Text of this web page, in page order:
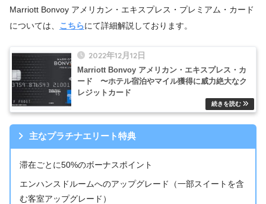
Marriott Bonvoy アメリカン・エキスプレス・プレミアム・カード
については、 こちらにて詳細解説しております。
2022年12月12日
Marriott Bonvoy アメリカン・エキスプレス・カ
ード 〜ホテル宿泊やマイル獲得に威力絶大なク
レジットカード
主なプラチナエリート特典
滞在ごとに50%のボーナスポイント
エンハンスドルームへのアップグレード（一部スイートを含
む客室アップグレード）